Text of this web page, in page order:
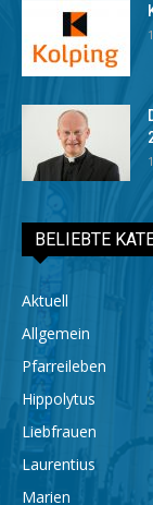
BELIEBTE
Aktuell
Allgemein
Pfarreileben
Hippolytus
Liebfrauen
Laurentius
Marien